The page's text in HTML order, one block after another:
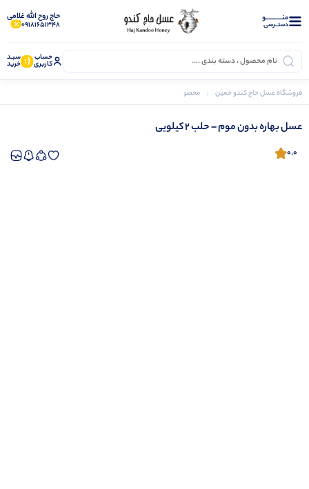
منــــــــــــو
دستــرسی
حاج روح الله غلامی
09181651348
حساب
کاربری (: سبـد
خرید
فروشگاه عسل حاج کندو خمین محصولات صادراتی
عسل بهاره بدون موم – حلب ۲ کیلویی
0.0